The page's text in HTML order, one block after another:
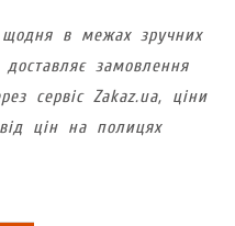
щодня в межах зручних
замовлення
сервіс Zakaz.ua, ціни
цін на полицях